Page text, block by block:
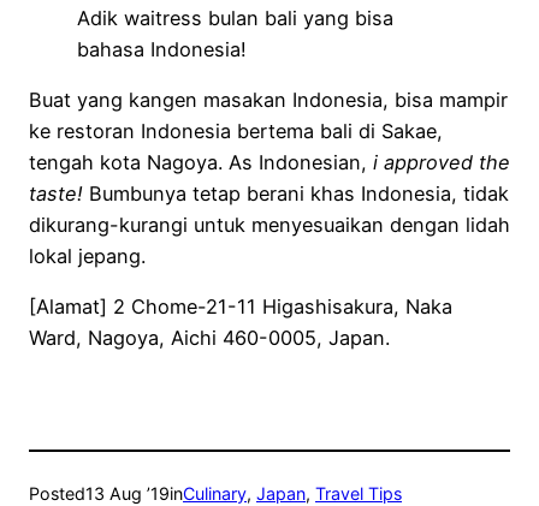
Adik waitress bulan bali yang bisa
bahasa Indonesia!
Buat yang kangen masakan Indonesia, bisa mampir
ke restoran Indonesia bertema bali di Sakae,
tengah kota Nagoya. As Indonesian, i approved the
taste! Bumbunya tetap berani khas Indonesia, tidak
dikurang-kurangi untuk menyesuaikan dengan lidah
lokal jepang.
[Alamat] 2 Chome-21-11 Higashisakura, Naka
Ward, Nagoya, Aichi 460-0005, Japan.
Posted13 Aug ’19inCulinary, Japan, Travel Tips